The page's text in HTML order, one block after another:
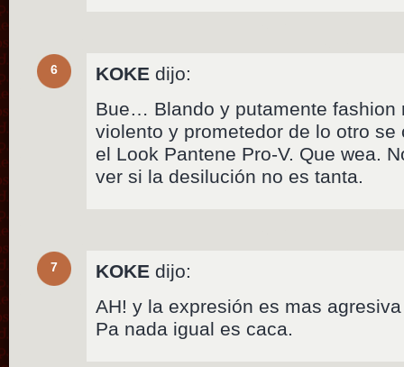
6 KOKE dijo:
Bue… Blando y putamente fashion
violento y prometedor de lo otro
el Look Pantene Pro-V. Que wea.
ver si la desilución no es tanta.
7 KOKE dijo:
AH! y la expresión es mas
Pa nada igual es caca.